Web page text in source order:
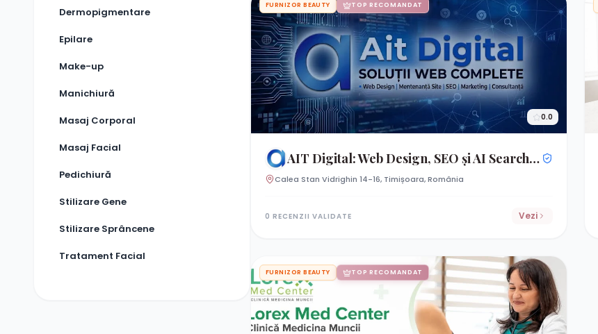
Dermopigmentare
Epilare
Make-up
Manichiură
Masaj Corporal
Masaj Facial
Pedichiură
Stilizare Gene
Stilizare Sprâncene
Tratament Facial
FURNIZOR BEAUTY TOP RECOMANDAT
0.0
AIT Digital: Web Design, SEO și AI Search pentru Beauty & Cosmetică
Calea Stan Vidrighin 14-16, Timișoara, România
0 RECENZII VALIDATE Vezi
FURNIZOR BEAUTY TOP RECOMANDAT